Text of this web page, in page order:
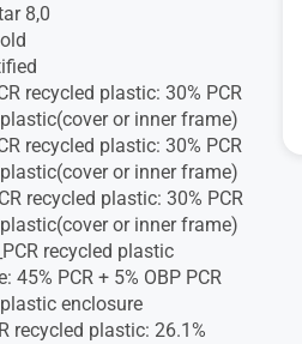
8,0
recycled plastic: 30% PCR
or inner frame)
recycled plastic: 30% PCR
or inner frame)
recycled plastic: 30% PCR
or inner frame)
recycled plastic
45% PCR + 5% OBP PCR
enclosure
recycled plastic: 26.1%